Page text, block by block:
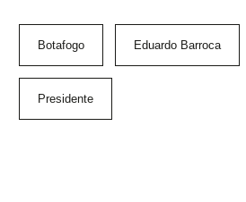
Botafogo Eduardo Barroca
Presidente